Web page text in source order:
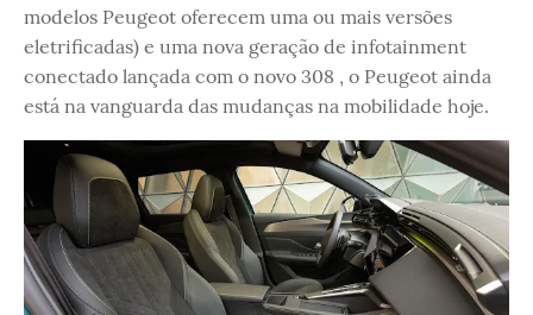
modelos Peugeot oferecem uma ou mais versões
eletrificadas) e uma nova geração de infotainment
conectado lançada com o novo 308 , o Peugeot ainda
está na vanguarda das mudanças na mobilidade hoje.